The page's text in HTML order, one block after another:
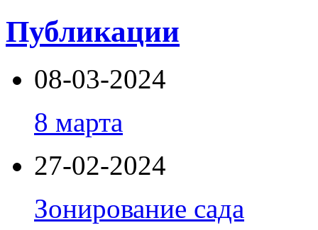
Публикации
08-03-2024
8 марта
27-02-2024
Зонирование сада